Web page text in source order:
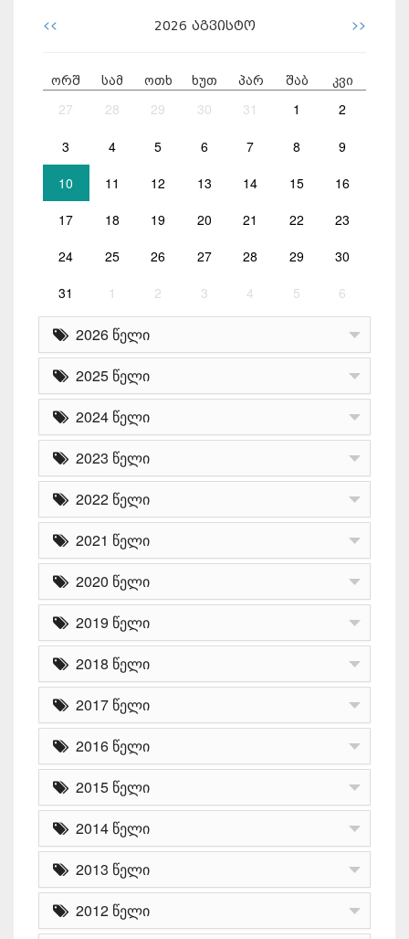
<< 2026 აგვისტო >>
ორშ სამ ოთხ ხუთ პარ შაბ კვი
27 28 29 30 31 1 2
3 4 5 6 7 8 9
10 11 12 13 14 15 16
17 18 19 20 21 22 23
24 25 26 27 28 29 30
31 1 2 3 4 5 6
2026 წელი
2025 წელი
2024 წელი
2023 წელი
2022 წელი
2021 წელი
2020 წელი
2019 წელი
2018 წელი
2017 წელი
2016 წელი
2015 წელი
2014 წელი
2013 წელი
2012 წელი